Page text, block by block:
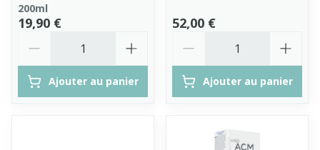
200ml
19,90 €
Ajouter au panier
52,00 €
Ajouter au panier